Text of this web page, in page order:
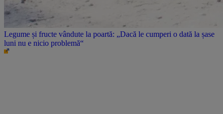
Legume și fructe vândute la poartă: „Dacă le cumperi o dată la șase
luni nu e nicio problemă“